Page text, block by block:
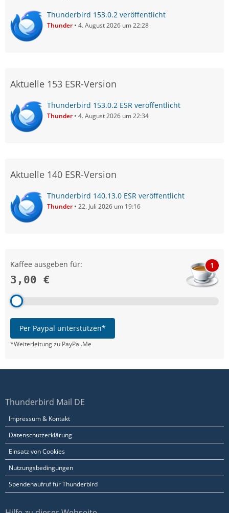
Thunderbird 153.0.2 veröffentlicht
Thunder 4. August 2026 um 22:28
Aktuelle 153 ESR-Version
Thunderbird 153.0.2 ESR veröffentlicht
Thunder 4. August 2026 um 22:34
Aktuelle 140 ESR-Version
Thunderbird 140.13.0 ESR veröffentlicht
Thunder 22. Juli 2026 um 19:16
Kaffee ausgeben für:
3,00 €
1
Per Paypal unterstützen*
*Weiterleitung zu PayPal.Me
Thunderbird Mail DE
Impressum & Kontakt
Datenschutzerklärung
Einsatz von Cookies
Nutzungsbedingungen
Spendenaufruf für Thunderbird